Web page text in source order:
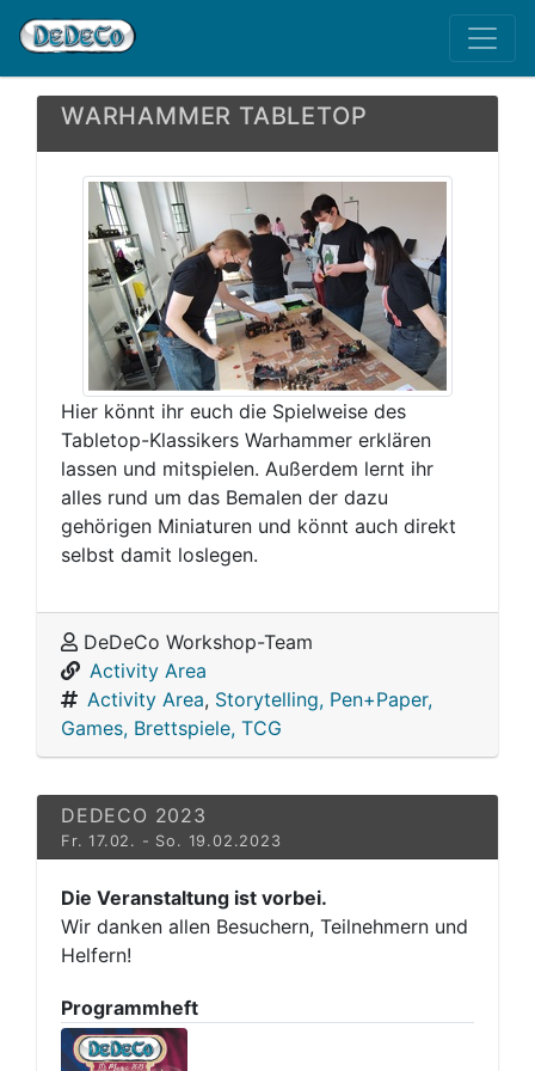
WARHAMMER TABLETOP
Hier könnt ihr euch die Spielweise des
Tabletop-Klassikers Warhammer erklären
lassen und mitspielen. Außerdem lernt ihr
alles rund um das Bemalen der dazu
gehörigen Miniaturen und könnt auch direkt
selbst damit loslegen.
DeDeCo Workshop-Team
Activity Area
Activity Area, Storytelling, Pen+Paper,
Games, Brettspiele, TCG
DEDECO 2023
Fr. 17.02. - So. 19.02.2023
Die Veranstaltung ist vorbei.
Wir danken allen Besuchern, Teilnehmern und
Helfern!
Programmheft